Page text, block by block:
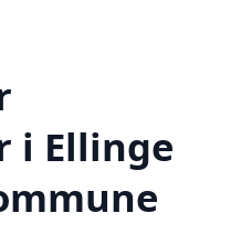
i Ellinge